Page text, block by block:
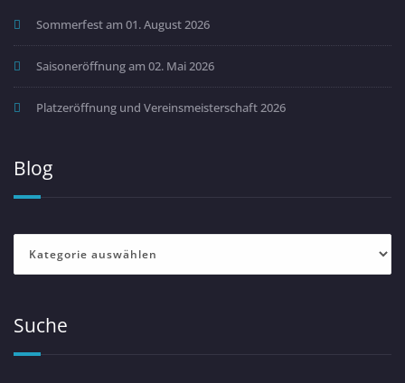
Sommerfest am 01. August 2026
Saisoneröffnung am 02. Mai 2026
Platzeröffnung und Vereinsmeisterschaft 2026
Blog
Suche